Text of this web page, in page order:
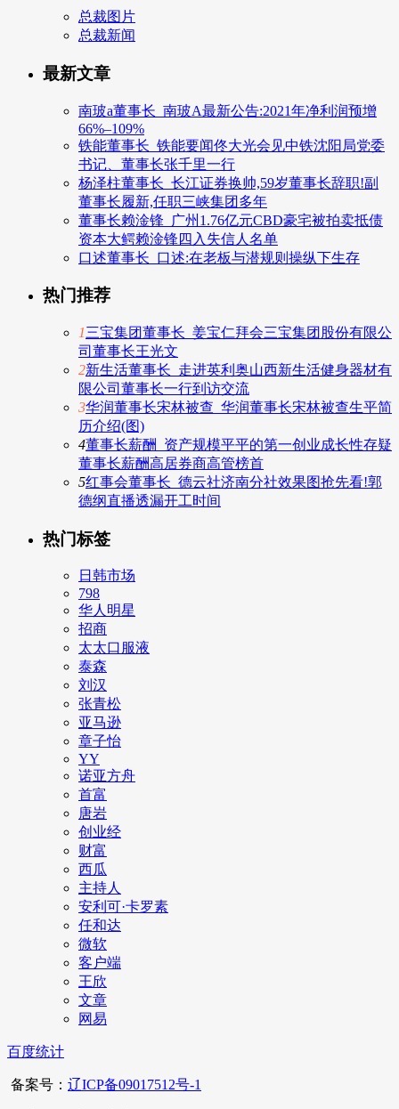
总裁图片
总裁新闻
最新文章
南玻a董事长_南玻A最新公告:2021年净利润预增
66%–109%
铁能董事长_铁能要闻佟大光会见中铁沈阳局党委
书记、董事长张千里一行
杨泽柱董事长_长江证券换帅,59岁董事长辞职!副
董事长履新,任职三峡集团多年
董事长赖淦锋_广州1.76亿元CBD豪宅被拍卖抵债
资本大鳄赖淦锋四入失信人名单
口述董事长_口述:在老板与潜规则操纵下生存
热门推荐
1三宝集团董事长_姜宝仁拜会三宝集团股份有限公
司董事长王光文
2新生活董事长_走进英利奥山西新生活健身器材有
限公司董事长一行到访交流
3华润董事长宋林被查_华润董事长宋林被查生平简
历介绍(图)
4董事长薪酬_资产规模平平的第一创业成长性存疑
董事长薪酬高居券商高管榜首
5红事会董事长_德云社济南分社效果图抢先看!郭
德纲直播透漏开工时间
热门标签
日韩市场
798
华人明星
招商
太太口服液
泰森
刘汉
张青松
亚马逊
章子怡
YY
诺亚方舟
首富
唐岩
创业经
财富
西瓜
主持人
安利可·卡罗素
任和达
微软
客户端
王欣
文章
网易
百度统计
备案号： 辽ICP备09017512号-1